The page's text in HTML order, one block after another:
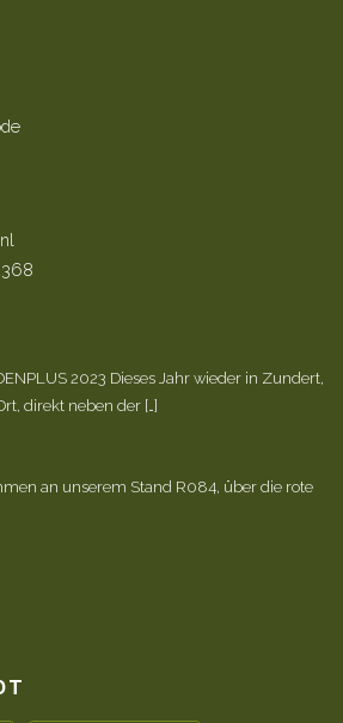
2023 Dieses Jahr wieder in Zundert,
direkt neben der […]
an unserem Stand R084, über die rote